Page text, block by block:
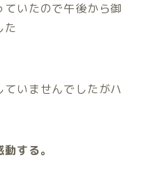
いたので午後から御
た
いませんでしたがハ
する。